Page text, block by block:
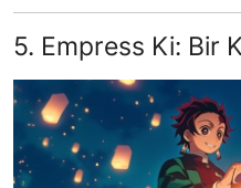
5. Empress Ki: Bir